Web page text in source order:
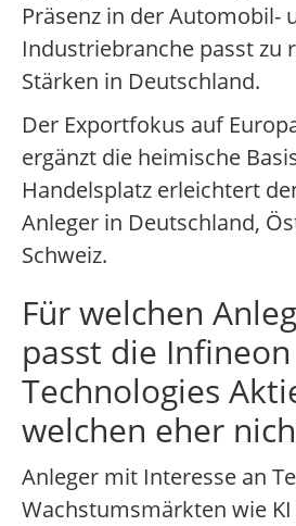
Präsenz in der Automobil-
Industriebranche passt zu
Stärken in Deutschland.
Der Exportfokus auf
ergänzt die heimische
Handelsplatz erleichtert
Anleger in Deutschland,
Schweiz.
Für welchen
passt die Infineon
Technologies
welchen eher
Anleger mit Interesse an
Wachstumsmärkten wie